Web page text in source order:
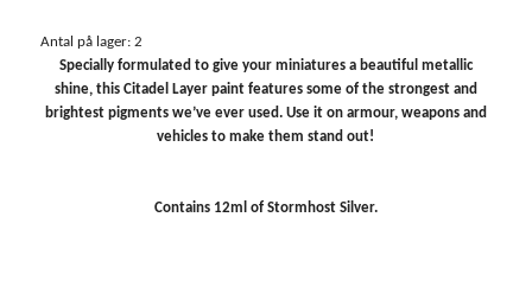
Antal på lager: 2
Specially formulated to give your miniatures a beautiful metallic
shine, this Citadel Layer paint features some of the strongest and
brightest pigments we’ve ever used. Use it on armour, weapons and
vehicles to make them stand out!
Contains 12ml of Stormhost Silver.